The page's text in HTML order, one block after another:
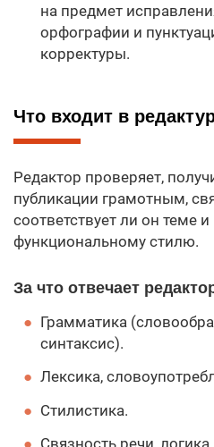
на предмет
орфографии и
корректуры.
Что входит в
Редактор проверяет,
публикации грамотным,
соответствует ли он теме
функциональному стилю.
За что отвечает
Грамматика
синтаксис).
Лексика,
Стилистика.